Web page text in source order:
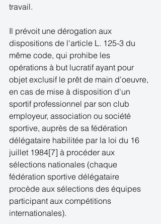
travail.
Il prévoit une dérogation aux
dispositions de l'article L. 125-3 du
même code, qui prohibe les
opérations à but lucratif ayant pour
objet exclusif le prêt de main d'oeuvre,
en cas de mise à disposition d'un
sportif professionnel par son club
employeur, association ou société
sportive, auprès de sa fédération
délégataire habilitée par la loi du 16
juillet 1984[7] à procéder aux
sélections nationales (chaque
fédération sportive délégataire
procède aux sélections des équipes
participant aux compétitions
internationales).